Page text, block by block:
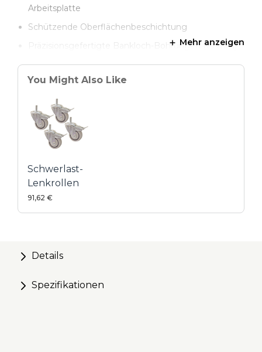
Arbeitsplatte
Schützende Oberflächenbeschichtung
Präzisionsgefertigte Bankloch-Bohrungen (19 mm)
Überdimensionierte Arbeitsfläche für vielseitiges
Spannen
Kreg® U-Bench-Zubehör individuell anpassen
Mehr anzeigen
You Might Also Like
Schwerlast-
Lenkrollen
91,62 €
Details
Spezifikationen